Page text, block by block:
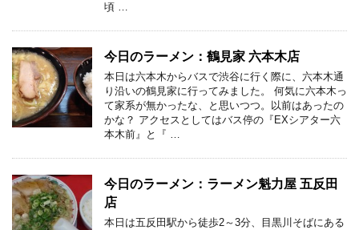
頃 …
今日のラーメン：鶴見家 六本木店
本日は六本木からバスで渋谷に行く際に、六本木通
り沿いの鶴見家に行ってみました。 何気に六本木っ
て家系が無かったな、と思いつつ。以前はあったの
かな？ アクセスとしてはバス停の『EXシアター六
本木前』と『 …
今日のラーメン：ラーメン魁力屋 五反田
店
本日は五反田駅から徒歩2～3分、目黒川そばにある